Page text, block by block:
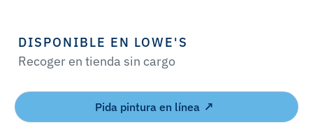
DISPONIBLE EN LOWE'S
Recoger en tienda sin cargo
Pida pintura en línea